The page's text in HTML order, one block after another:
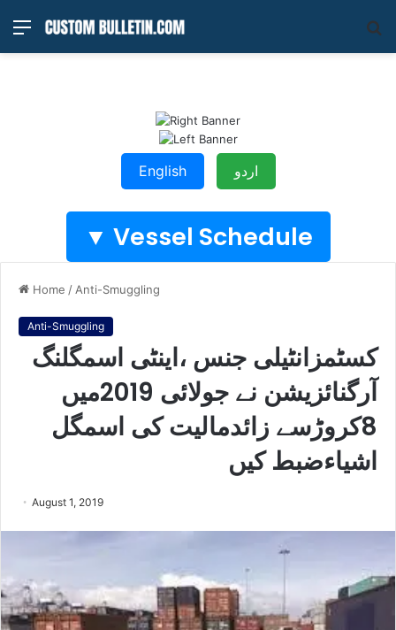
Menu
English اردو
Vessel Schedule ▼
Home / Anti-Smuggling
Anti-Smuggling
کسٹمزانٹیلی جنس ،اینٹی اسمگلنگ
آرگنائزیشن نے جولائی 2019میں
8کروڑسے زائدمالیت کی اسمگل
اشیاءضبط کیں
August 1, 2019